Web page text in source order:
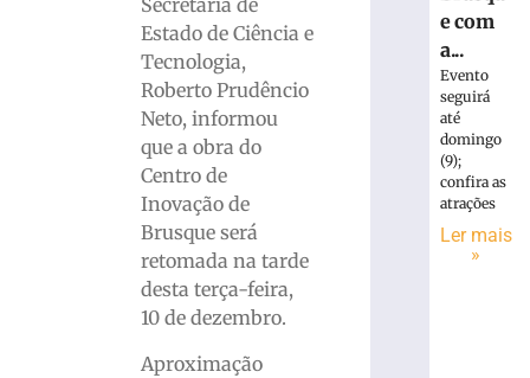
Secretaria de
Estado de Ciência e
Tecnologia,
Roberto Prudêncio
Neto, informou
que a obra do
Centro de
Inovação de
Brusque será
retomada na tarde
desta terça-feira,
10 de dezembro.
Aproximação
e com
a...
Evento
seguirá
até
domingo
(9);
confira as
atrações
Ler mais
»